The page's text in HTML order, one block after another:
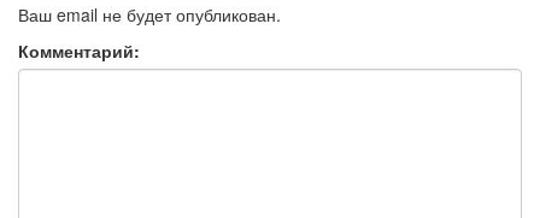
Ваш email не будет опубликован.
Комментарий: